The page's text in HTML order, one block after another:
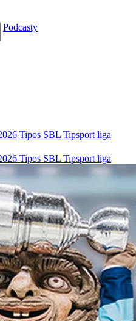
Podcasty
Tipos SBL Tipsport liga
Tipos SBL Tipsport liga